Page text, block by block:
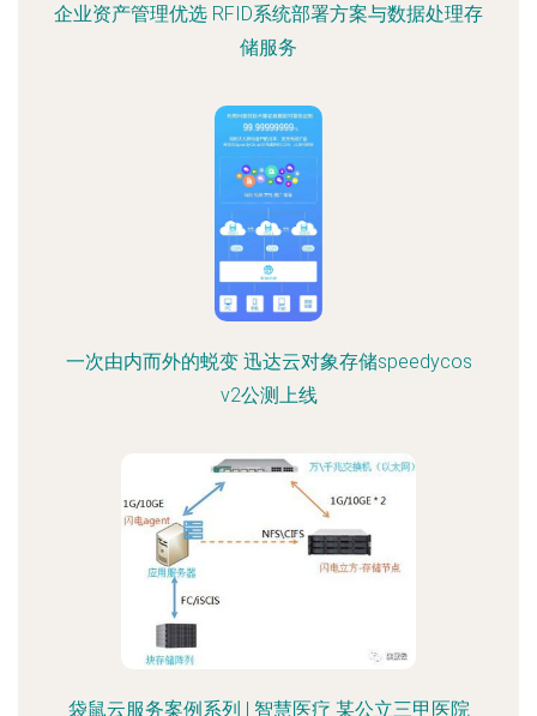
企业资产管理优选 RFID系统部署方案与数据处理存
储服务
一次由内而外的蜕变 迅达云对象存储speedycos
v2公测上线
袋鼠云服务案例系列 | 智慧医疗 某公立三甲医院